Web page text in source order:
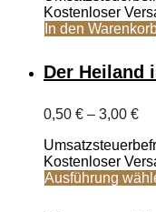
Kostenloser
In den
Der Heiland
0,50 € – 3,00 €
bis
Kostenloser
Ausführung